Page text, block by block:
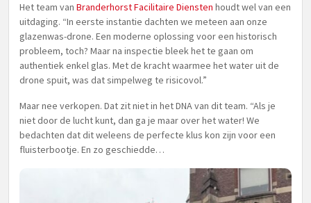
Het team van Branderhorst Facilitaire Diensten houdt wel van een
uitdaging. “In eerste instantie dachten we meteen aan onze
glazenwas-drone. Een moderne oplossing voor een historisch
probleem, toch? Maar na inspectie bleek het te gaan om
authentiek enkel glas. Met de kracht waarmee het water uit de
drone spuit, was dat simpelweg te risicovol.”
Maar nee verkopen. Dat zit niet in het DNA van dit team. “Als je
niet door de lucht kunt, dan ga je maar over het water! We
bedachten dat dit weleens de perfecte klus kon zijn voor een
fluisterbootje. En zo geschiedde…